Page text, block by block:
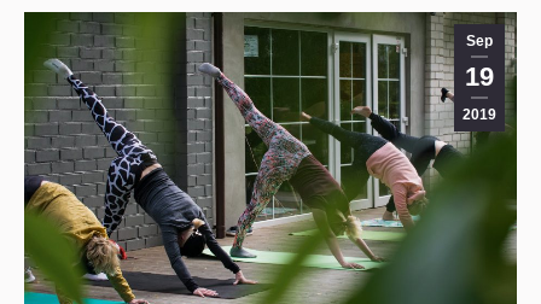
Sep
19
2019